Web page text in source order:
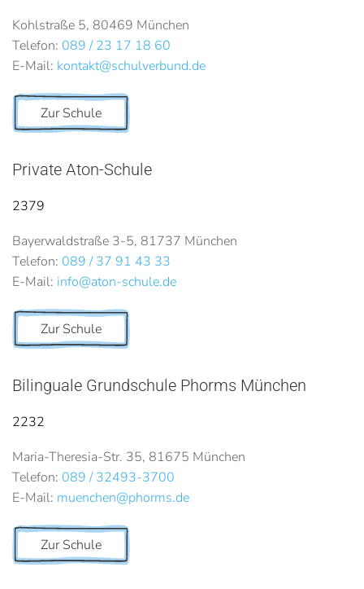
Kohlstraße 5, 80469 München
Telefon: 089 / 23 17 18 60
E-Mail: kontakt@schulverbund.de
Zur Schule
Private Aton-Schule
2379
Bayerwaldstraße 3-5, 81737 München
Telefon: 089 / 37 91 43 33
E-Mail: info@aton-schule.de
Zur Schule
Bilinguale Grundschule Phorms München
2232
Maria-Theresia-Str. 35, 81675 München
Telefon: 089 / 32493-3700
E-Mail: muenchen@phorms.de
Zur Schule